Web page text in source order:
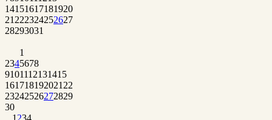
14151617181920
21 222324252627
28293031
1
2345678
9101112131415
161718192021 22
23242526272829
30
1 234